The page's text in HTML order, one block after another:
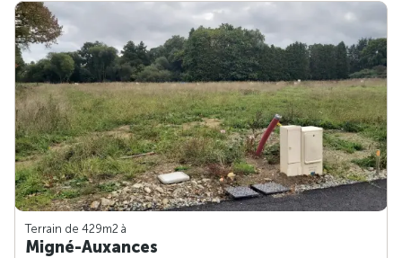
Terrain de 429m2 à
Migné-Auxances